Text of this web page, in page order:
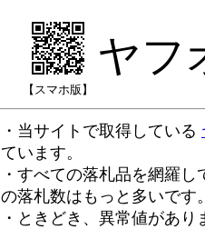
【スマホ版】
ヤフ
・当サイトで取得している
ています。
・すべての落札品を網羅
の落札数はもっと多いです
・ときどき、異常値があ